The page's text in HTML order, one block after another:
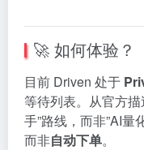
🚀 如何体验？
目前 Driven 处于
等待列表。从官方
手”路线，而非”AI
而非自动下单。